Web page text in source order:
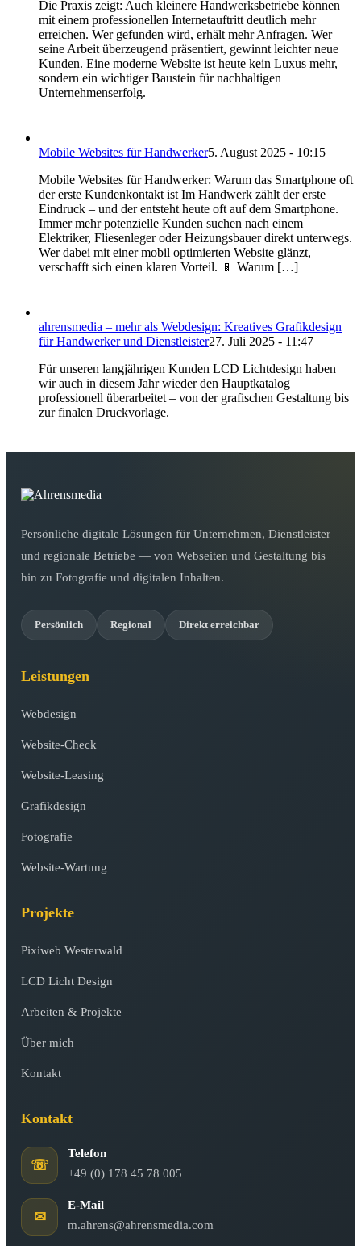
Die Praxis zeigt: Auch kleinere Handwerksbetriebe können
mit einem professionellen Internetauftritt deutlich mehr
erreichen. Wer gefunden wird, erhält mehr Anfragen. Wer
seine Arbeit überzeugend präsentiert, gewinnt leichter neue
Kunden. Eine moderne Website ist heute kein Luxus mehr,
sondern ein wichtiger Baustein für nachhaltigen
Unternehmenserfolg.
Mobile Websites für Handwerker5. August 2025 - 10:15
Mobile Websites für Handwerker: Warum das Smartphone oft
der erste Kundenkontakt ist Im Handwerk zählt der erste
Eindruck – und der entsteht heute oft auf dem Smartphone.
Immer mehr potenzielle Kunden suchen nach einem
Elektriker, Fliesenleger oder Heizungsbauer direkt unterwegs.
Wer dabei mit einer mobil optimierten Website glänzt,
verschafft sich einen klaren Vorteil. 📱 Warum […]
ahrensmedia – mehr als Webdesign: Kreatives Grafikdesign
für Handwerker und Dienstleister27. Juli 2025 - 11:47
Für unseren langjährigen Kunden LCD Lichtdesign haben
wir auch in diesem Jahr wieder den Hauptkatalog
professionell überarbeitet – von der grafischen Gestaltung bis
zur finalen Druckvorlage.
Persönliche digitale Lösungen für Unternehmen, Dienstleister
und regionale Betriebe — von Webseiten und Gestaltung bis
hin zu Fotografie und digitalen Inhalten.
Persönlich Regional Direkt erreichbar
Leistungen
Webdesign
Website-Check
Website-Leasing
Grafikdesign
Fotografie
Website-Wartung
Projekte
Pixiweb Westerwald
LCD Licht Design
Arbeiten & Projekte
Über mich
Kontakt
Kontakt
☏
Telefon
+49 (0) 178 45 78 005
✉
E-Mail
m.ahrens@ahrensmedia.com